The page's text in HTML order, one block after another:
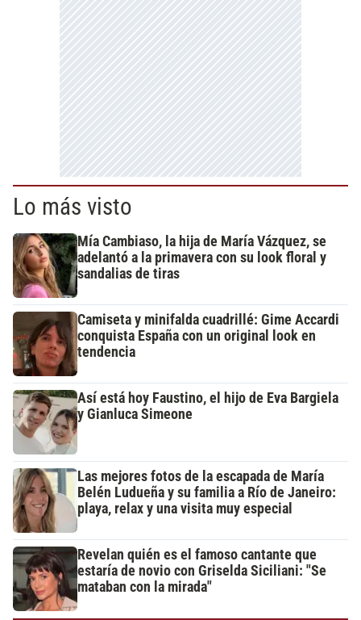
Lo más visto
Mía Cambiaso, la hija de María Vázquez, se
adelantó a la primavera con su look floral y
sandalias de tiras
Camiseta y minifalda cuadrillé: Gime Accardi
conquista España con un original look en
tendencia
Así está hoy Faustino, el hijo de Eva Bargiela
y Gianluca Simeone
Las mejores fotos de la escapada de María
Belén Ludueña y su familia a Río de Janeiro:
playa, relax y una visita muy especial
Revelan quién es el famoso cantante que
estaría de novio con Griselda Siciliani: "Se
mataban con la mirada"